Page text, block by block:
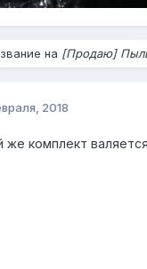
на [Продаю]
2018
же комплект